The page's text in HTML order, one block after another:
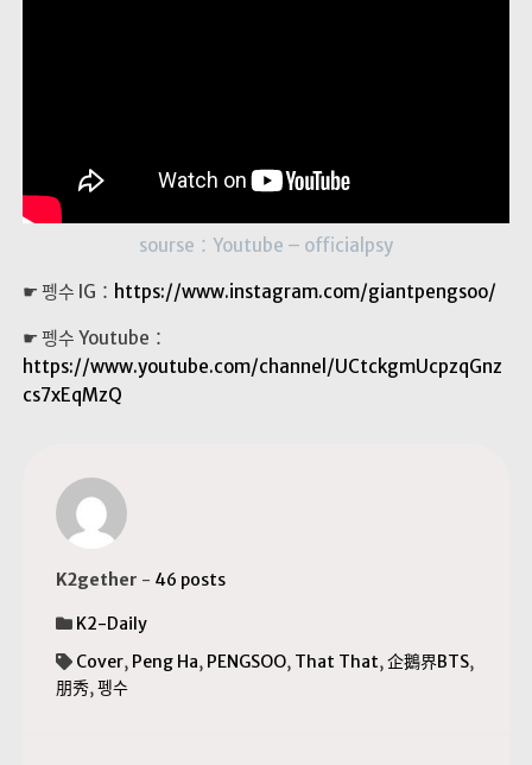
sourse： Youtube – officialpsy
☛ 펭수 IG： https://www.instagram.com/giantpengsoo/
☛ 펭수 Youtube：
https://www.youtube.com/channel/UCtckgmUcpzqGnz
cs7xEqMzQ
K2gether - 46 posts
K2-Daily
Cover, Peng Ha, PENGSOO, That That, 企鵝界BTS,
朋秀, 펭수